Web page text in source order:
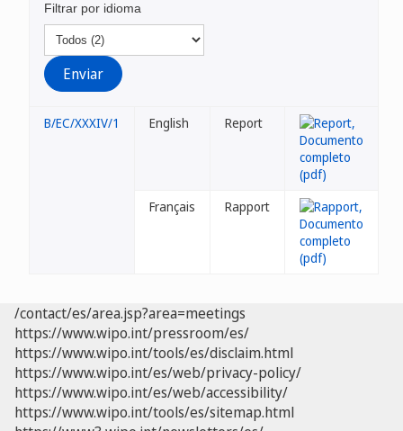
Filtrar por idioma
B/EC/XXXIV/1 English Report
Français Rapport
/contact/es/area.jsp?area=meetings
https://www.wipo.int/pressroom/es/
https://www.wipo.int/tools/es/disclaim.html
https://www.wipo.int/es/web/privacy-policy/
https://www.wipo.int/es/web/accessibility/
https://www.wipo.int/tools/es/sitemap.html